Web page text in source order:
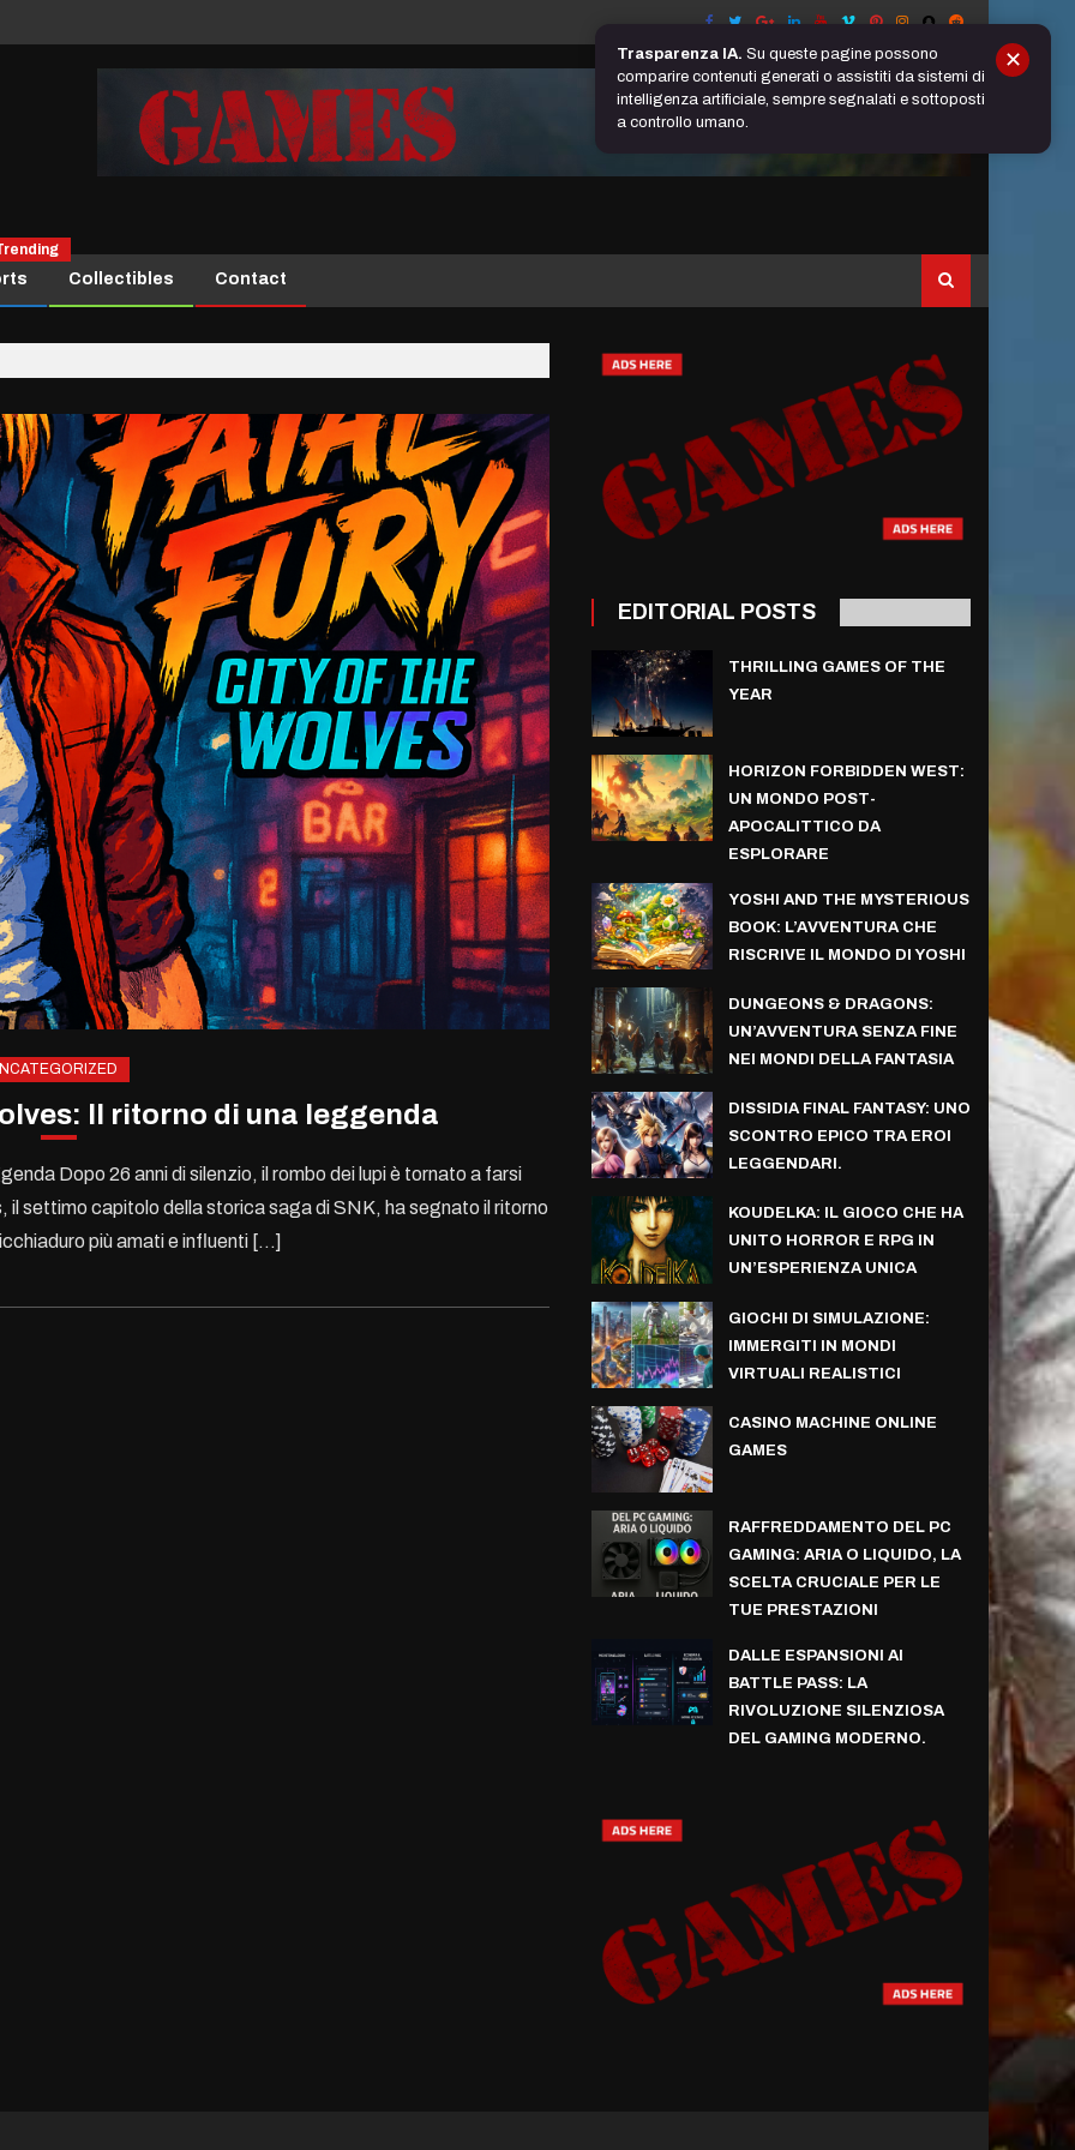
Collectibles Contact
Il ritorno di una leggenda
Dopo 26 anni di silenzio, il rombo dei lupi è tornato a farsi
settimo capitolo della storica saga di SNK, ha segnato il ritorno
più amati e influenti […]
EDITORIAL POSTS
THRILLING GAMES OF THE
YEAR
HORIZON FORBIDDEN WEST:
UN MONDO POST-
APOCALITTICO DA
ESPLORARE
YOSHI AND THE MYSTERIOUS
BOOK: L’AVVENTURA CHE
RISCRIVE IL MONDO DI YOSHI
DUNGEONS & DRAGONS:
UN’AVVENTURA SENZA FINE
NEI MONDI DELLA FANTASIA
DISSIDIA FINAL FANTASY: UNO
SCONTRO EPICO TRA EROI
LEGGENDARI.
KOUDELKA: IL GIOCO CHE HA
UNITO HORROR E RPG IN
UN’ESPERIENZA UNICA
GIOCHI DI SIMULAZIONE:
IMMERGITI IN MONDI
VIRTUALI REALISTICI
CASINO MACHINE ONLINE
GAMES
RAFFREDDAMENTO DEL PC
GAMING: ARIA O LIQUIDO, LA
SCELTA CRUCIALE PER LE
TUE PRESTAZIONI
DALLE ESPANSIONI AI
BATTLE PASS: LA
RIVOLUZIONE SILENZIOSA
DEL GAMING MODERNO.
Trasparenza IA. Su queste pagine possono
comparire contenuti generati o assistiti da sistemi di
intelligenza artificiale, sempre segnalati e sottoposti
a controllo umano.
✕